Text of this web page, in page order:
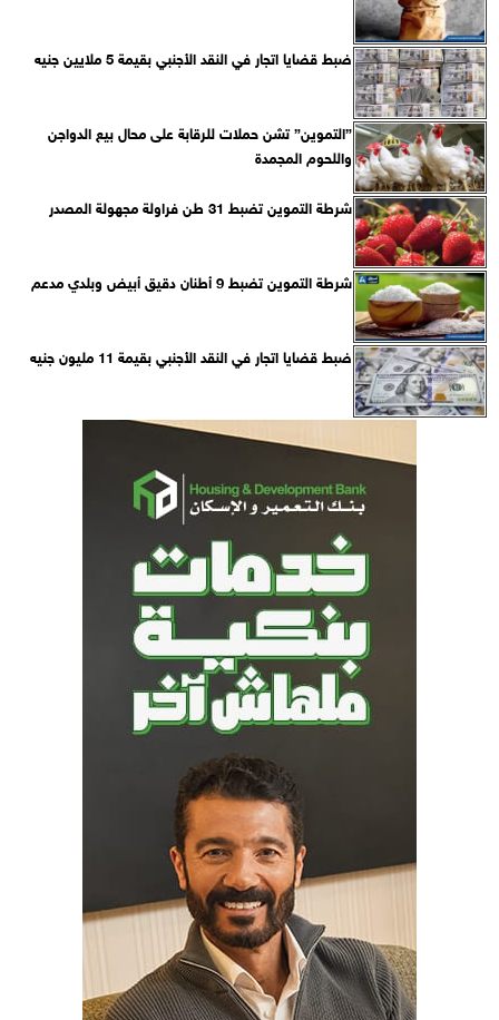
ضبط قضايا اتجار في النقد الأجنبي بقيمة 5 ملايين جنيه
”التموين” تشن حملات للرقابة على محال بيع الدواجن
واللحوم المجمدة
شرطة التموين تضبط 31 طن فراولة مجهولة المصدر
شرطة التموين تضبط 9 أطنان دقيق أبيض وبلدي مدعم
ضبط قضايا اتجار في النقد الأجنبي بقيمة 11 مليون جنيه